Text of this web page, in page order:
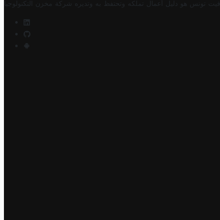
تونس هو دليل أعمال تملكه وتحتفظ به وتديره شركة مخزن التكنولوجيا